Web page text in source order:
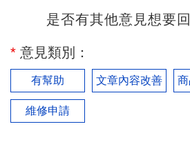
是否有其他意見想要
* 意見類別：
有幫助 文章內容改善
維修申請